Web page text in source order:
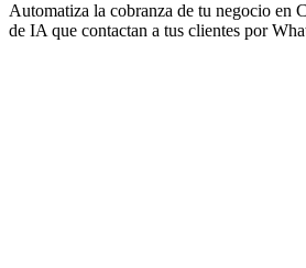
Automatiza la cobranza de tu negocio en
de IA que contactan a tus clientes por